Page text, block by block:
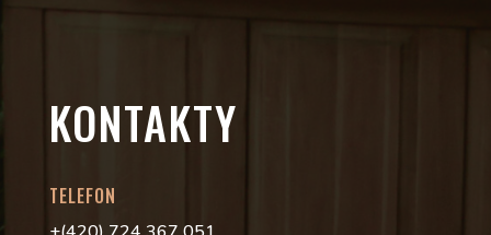
KONTAKTY
TELEFON